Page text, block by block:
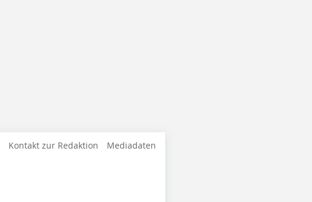
Kontakt zur Redaktion Mediadaten